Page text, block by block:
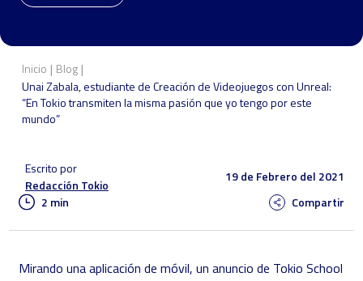
Inicio | Blog |
Unai Zabala, estudiante de Creación de Videojuegos con Unreal:
“En Tokio transmiten la misma pasión que yo tengo por este
mundo”
Escrito por
Redacción Tokio
19 de Febrero del 2021
2 min
Compartir
Mirando una aplicación de móvil, un anuncio de Tokio School